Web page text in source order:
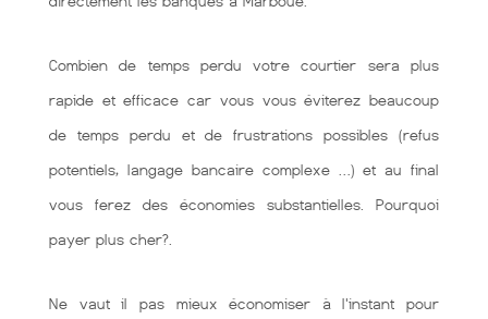
Combien de temps perdu votre courtier sera plus
rapide et efficace car vous vous éviterez beaucoup
de temps perdu et de frustrations possibles (refus
potentiels, langage bancaire complexe …) et au final
vous ferez des économies substantielles. Pourquoi
payer plus cher?.
Ne vaut il pas mieux économiser à l'instant pour